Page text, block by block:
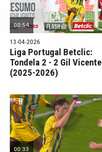
00:54
13-04-2026
Liga Portugal Betclic:
Tondela 2 - 2 Gil Vicente
(2025-2026)
00:33